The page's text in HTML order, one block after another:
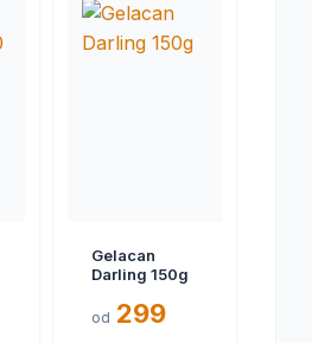
Gelacan
Darling 150g
od 299